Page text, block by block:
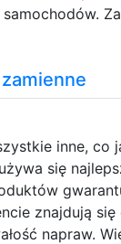
inne, co
się
znajdują się
napraw.